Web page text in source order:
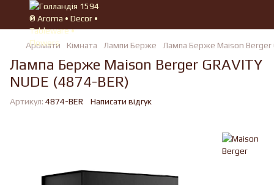
Аромати Кімната Лампи Берже Лампа Берже Maison Berger
Лампа Берже Maison Berger GRAVITY
NUDE (4874-BER)
Артикул: 4874-BER Написати відгук